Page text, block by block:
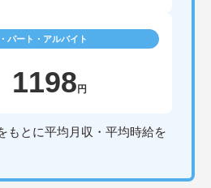
パート・アルバイト
1198 円
もとに平均月収・平均時給を